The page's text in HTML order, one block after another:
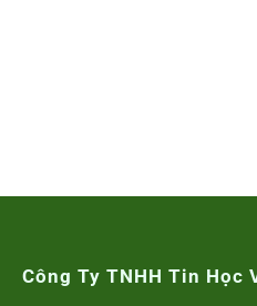
Công Ty TNHH Tin Học